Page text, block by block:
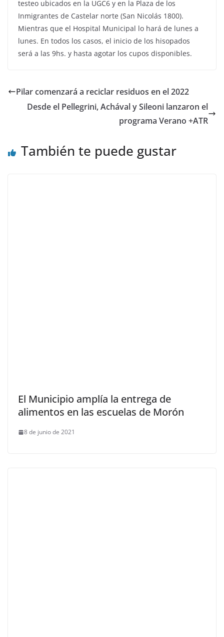
testeo ubicados en la UGC6 y en la Plaza de los
Inmigrantes de Castelar norte (San Nicolás 1800).
Mientras que el Hospital Municipal lo hará de lunes a
lunes. En todos los casos, el inicio de los hisopados
será a las 9hs. y hasta agotar los cupos disponibles.
Pilar comenzará a reciclar residuos en el 2022
Desde el Pellegrini, Achával y Sileoni lanzaron el
programa Verano +ATR
También te puede gustar
El Municipio amplía la entrega de
alimentos en las escuelas de Morón
8 de junio de 2021